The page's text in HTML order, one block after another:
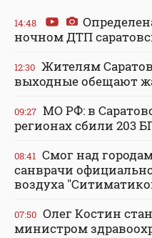
14:48
ночном ДТП
12:30 Жителям
выходные обещают
09:27 МО РФ: в
регионах сбили 203
08:41 Смог над
санврачи
воздуха
07:50 Олег Костин
министром